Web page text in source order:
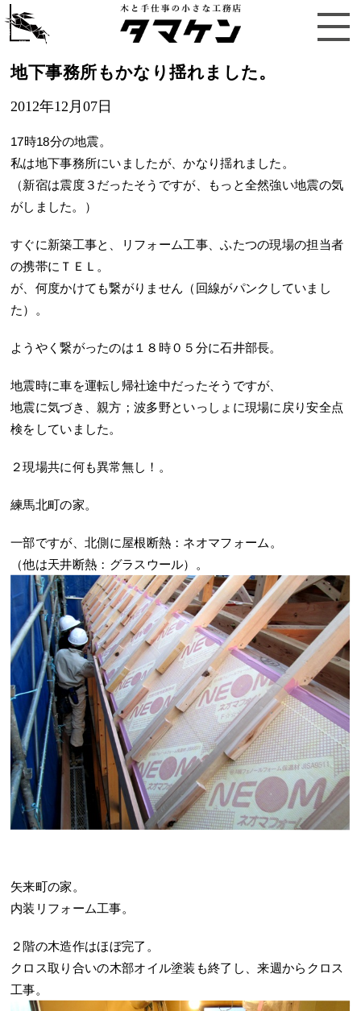
地下事務所もかなり揺れました。
2012年12月07日
17時18分の地震。
私は地下事務所にいましたが、かなり揺れました。
（新宿は震度３だったそうですが、もっと全然強い地震の気
がしました。）
すぐに新築工事と、リフォーム工事、ふたつの現場の担当者
の携帯にＴＥＬ。
が、何度かけても繋がりません（回線がパンクしていまし
た）。
ようやく繋がったのは１８時０５分に石井部長。
地震時に車を運転し帰社途中だったそうですが、
地震に気づき、親方；波多野といっしょに現場に戻り安全点
検をしていました。
２現場共に何も異常無し！。
練馬北町の家。
一部ですが、北側に屋根断熱：ネオマフォーム。
（他は天井断熱：グラスウール）。
矢来町の家。
内装リフォーム工事。
２階の木造作はほぼ完了。
クロス取り合いの木部オイル塗装も終了し、来週からクロス
工事。